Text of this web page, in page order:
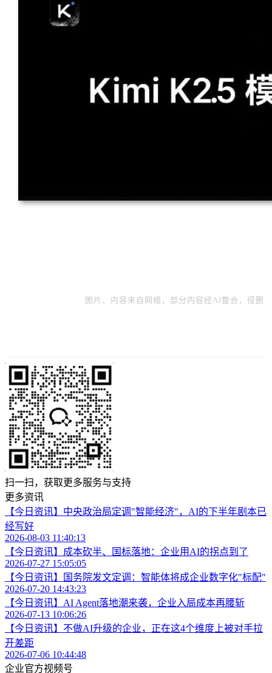
图片、内容来自网络，部分内容经AI整合，侵删
扫一扫，获取更多服务与支持
更多资讯
【今日资讯】中央政治局定调"智能经济"，AI的下半年剧本已
经写好
2026-08-03 11:40:13
【今日资讯】成本砍半、国标落地：企业用AI的拐点到了
2026-07-27 15:05:05
【今日资讯】国务院发文定调：智能体将成企业数字化"标配"
2026-07-20 14:43:23
【今日资讯】AI Agent落地潮来袭，企业入局成本再腰斩
2026-07-13 10:06:26
【今日资讯】不做AI升级的企业，正在这4个维度上被对手拉
开差距
2026-07-06 10:44:48
企业官方视频号